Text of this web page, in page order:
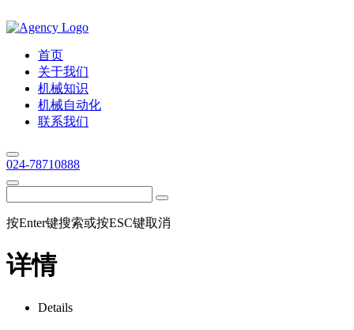
首页
关于我们
机械知识
机械自动化
联系我们
024-78710888
按Enter键搜索或按ESC键取消
详情
Details